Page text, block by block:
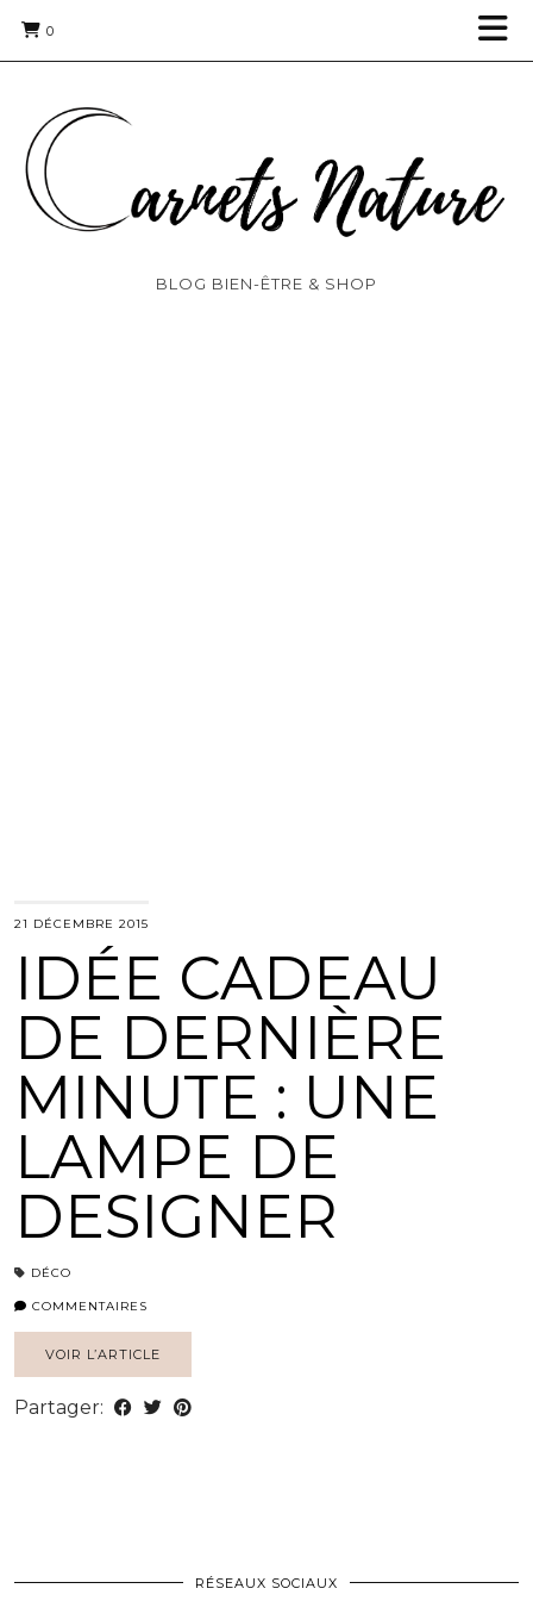
0
BLOG BIEN-ÊTRE & SHOP
21 DÉCEMBRE 2015
IDÉE CADEAU
DE DERNIÈRE
MINUTE : UNE
LAMPE DE
DESIGNER
DÉCO
COMMENTAIRES
VOIR L’ARTICLE
Partager:
RÉSEAUX SOCIAUX